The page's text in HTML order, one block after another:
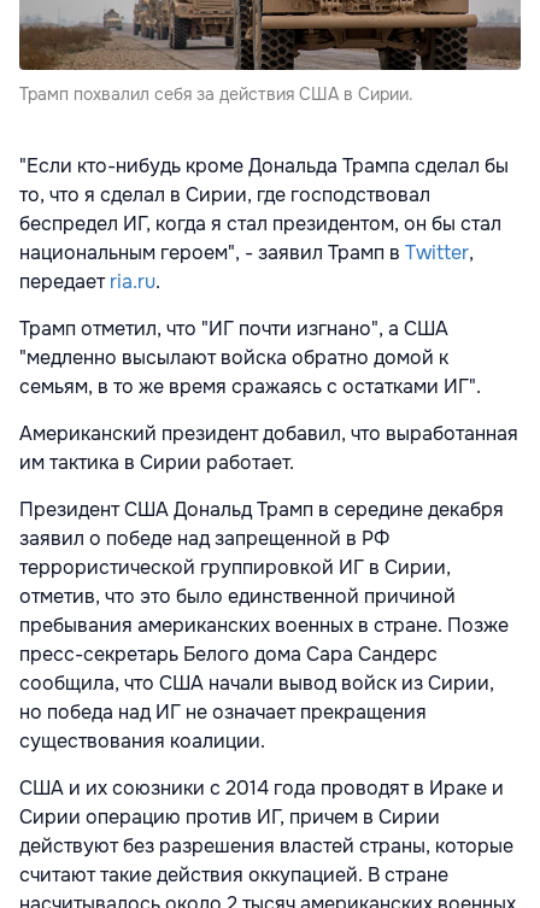
Трамп похвалил себя за действия США в Сирии.
"Если кто-нибудь кроме Дональда Трампа сделал бы
то, что я сделал в Сирии, где господствовал
беспредел ИГ, когда я стал президентом, он бы стал
национальным героем", - заявил Трамп в Twitter,
передаетria.ru.
Трамп отметил, что "ИГ почти изгнано", а США
"медленно высылают войска обратно домой к
семьям, в то же время сражаясь с остатками ИГ".
Американский президент добавил, что выработанная
им тактика в Сирии работает.
Президент США Дональд Трамп в середине декабря
заявил о победе над запрещенной в РФ
террористической группировкой ИГ в Сирии,
отметив, что это было единственной причиной
пребывания американских военных в стране. Позже
пресс-секретарь Белого дома Сара Сандерс
сообщила, что США начали вывод войск из Сирии,
но победа над ИГ не означает прекращения
существования коалиции.
США и их союзники с 2014 года проводят в Ираке и
Сирии операцию против ИГ, причем в Сирии
действуют без разрешения властей страны, которые
считают такие действия оккупацией. В стране